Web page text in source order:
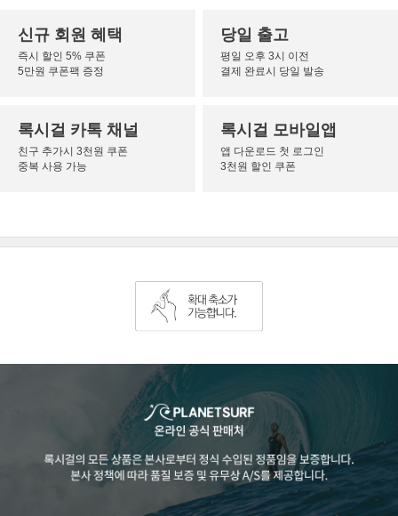
신규 회원 혜택
즉시 할인 5% 쿠폰
5만원 쿠폰팩 증정
당일 출고
평일 오후 3시 이전
결제 완료시 당일 발송
록시걸 카톡 채널
친구 추가시 3천원 쿠폰
중복 사용 가능
록시걸 모바일앱
앱 다운로드 첫 로그인
3천원 할인 쿠폰